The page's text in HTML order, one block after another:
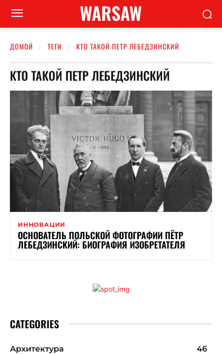
WARSAW
ДОМОЙ ТЕГИ КТО ТАКОЙ ПЕТР ЛЕБЕДЗИНСКИЙ
КТО ТАКОЙ ПЕТР ЛЕБЕДЗИНСКИЙ
ИННОВАЦИИ
ОСНОВАТЕЛЬ ПОЛЬСКОЙ ФОТОГРАФИИ ПЁТР
ЛЕБЕДЗИНСКИЙ: БИОГРАФИЯ ИЗОБРЕТАТЕЛЯ
CATEGORIES
Архитектура
46